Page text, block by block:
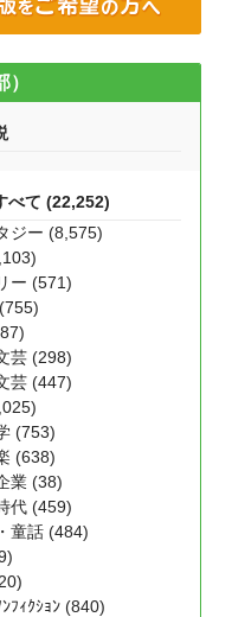
べて (22,252)
ジー (8,575)
ー (571)
芸 (298)
芸 (447)
(753)
(638)
業 (38)
代 (459)
童話 (484)
ﾌｨｸｼｮﾝ (840)